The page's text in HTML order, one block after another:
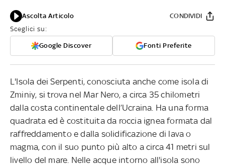
Ascolta Articolo
Sceglici su:
Google Discover Fonti Preferite
CONDIVIDI
L'Isola dei Serpenti, conosciuta anche come isola di
Zminiy, si trova nel Mar Nero, a circa 35 chilometri
dalla costa continentale dell’Ucraina. Ha una forma
quadrata ed è costituita da roccia ignea formata dal
raffreddamento e dalla solidificazione di lava o
magma, con il suo punto più alto a circa 41 metri sul
livello del mare. Nelle acque intorno all'isola sono